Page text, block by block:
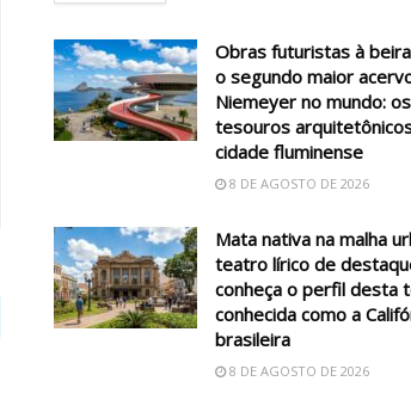
Obras futuristas à
o segundo maior
Niemeyer no mundo: os
tesouros
cidade fluminense
8 DE AGOSTO DE 2026
Mata nativa na malha
teatro lírico de
conheça o perfil desta
conhecida como a
brasileira
8 DE AGOSTO DE 2026